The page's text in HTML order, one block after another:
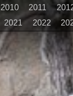
2010 2011
2021
2022